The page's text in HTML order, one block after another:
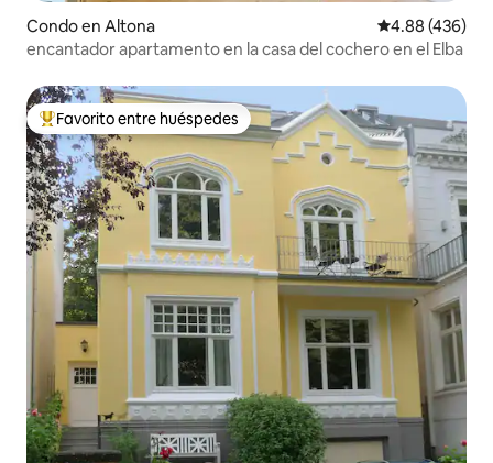
Condo en Altona Calificación
4.88 (436)
encantador apartamento en la casa del cochero en el Elba
Favorito entre huéspedes preferido
Favorito entre huéspedes